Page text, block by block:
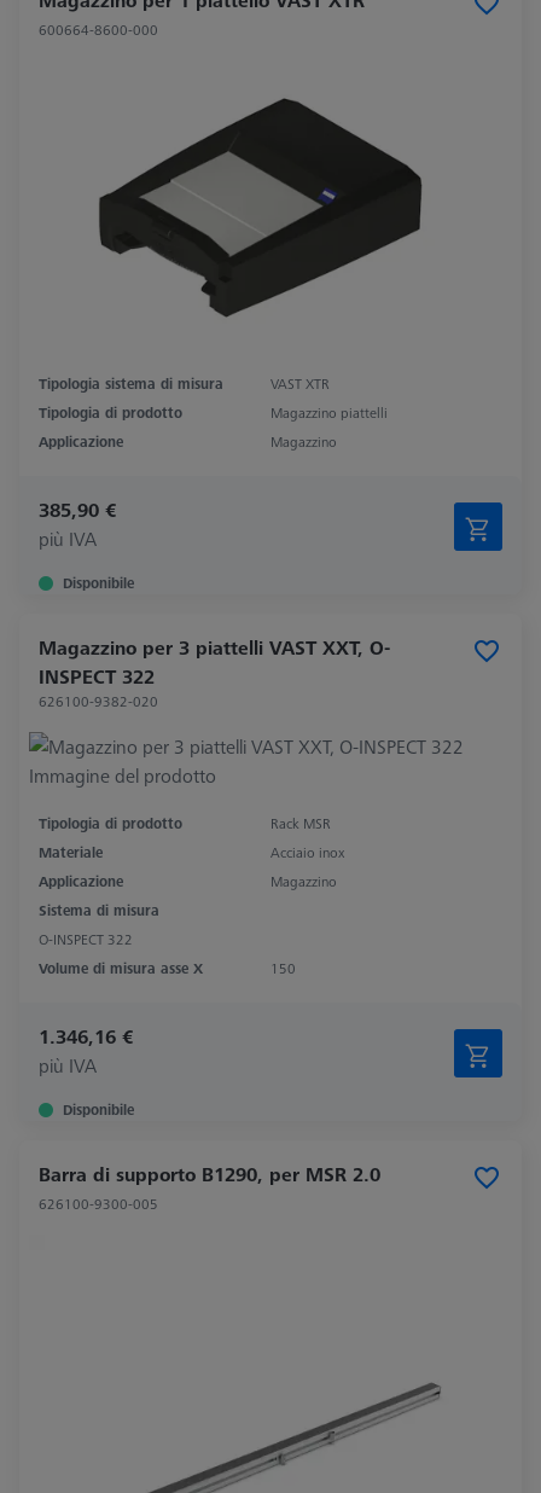
600664-8600-000
Tipologia sistema di misura
VAST XTR
Tipologia di prodotto
Magazzino piattelli
Applicazione
Magazzino
385,90 €
più IVA
Disponibile
Magazzino per 3 piattelli VAST XXT, O-
INSPECT 322
626100-9382-020
Tipologia di prodotto
Rack MSR
Materiale
Acciaio inox
Applicazione
Magazzino
Sistema di misura
O-INSPECT 322
Volume di misura asse X
150
1.346,16 €
più IVA
Disponibile
Barra di supporto B1290, per MSR 2.0
626100-9300-005